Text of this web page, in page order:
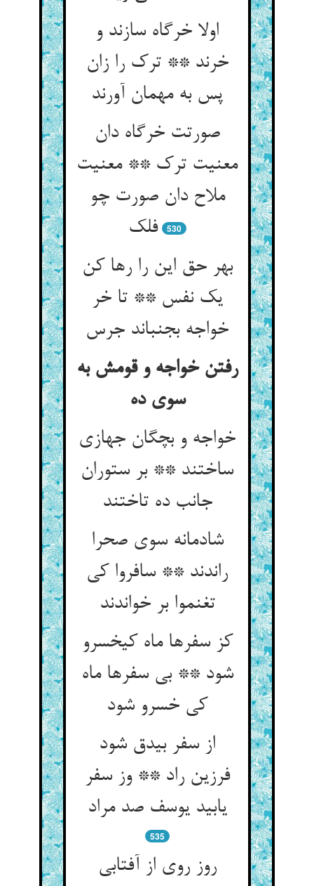
اولا خرگاه سازند و
خرند ** ترک را زان
پس به مهمان آورند
صورتت خرگاه دان
معنیت ترک ** معنیت
ملاح دان صورت چو
فلک
530
بهر حق این را رها کن
یک نفس ** تا خر
خواجه بجنباند جرس
رفتن خواجه و قومش به
سوی ده
خواجه و بچگان جهازی
ساختند ** بر ستوران
جانب ده تاختند
شادمانه سوی صحرا
راندند ** سافروا کی
تغنموا بر خواندند
کز سفرها ماه کیخسرو
شود ** بی سفرها ماه
کی خسرو شود
از سفر بیدق شود
فرزین راد ** وز سفر
یابید یوسف صد مراد
535
روز روی از آفتابی